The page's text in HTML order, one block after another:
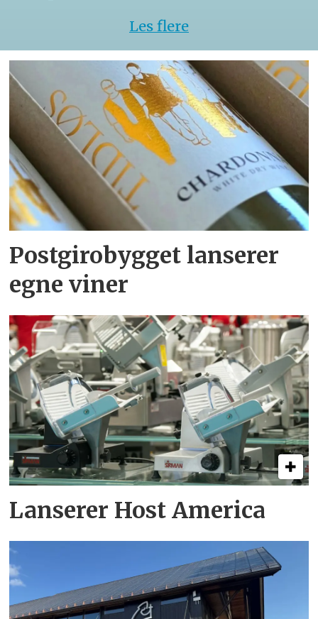
Les flere
Postgirobygget lanserer
egne viner
Lanserer Host America